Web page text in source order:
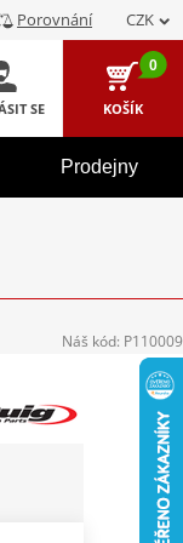
Porovnání CZK
SE
0
KOŠÍK
Prodejny
Náš kód: P110009